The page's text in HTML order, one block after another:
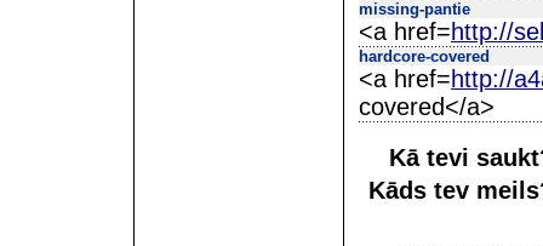
missing-pantie
<a href=http://
hardcore-covered
<a href=http://
covered</a>
Kā tevi
Kāds tev